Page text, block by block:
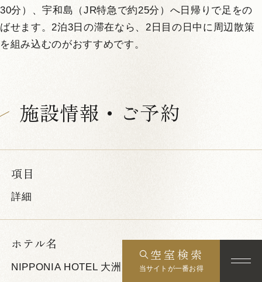
空室検索
当サイトが一番お得
30分）、宇和島（JR特急で約25分）へ日帰りで足をの
ばせます。2泊3日の滞在なら、2日目の日中に周辺散策
を組み込むのがおすすめです。
施設情報・ご予約
項目
詳細
ホテル名
NIPPONIA HOTEL 大洲 城下町